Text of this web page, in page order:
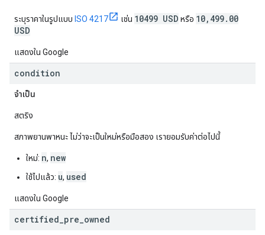
ระบุราคาในรูปแบบ ISO 4217 เช่น 10499 USD หรือ 10,499.00
USD
แสดงใน Google
condition
จำเป็น
สตริง
สภาพยานพาหนะ ไม่ว่าจะเป็นใหม่หรือมือสอง เรายอมรับค่าต่อไปนี้
ใหม่: n, new
ใช้ไปแล้ว: u, used
แสดงใน Google
certified pre owned